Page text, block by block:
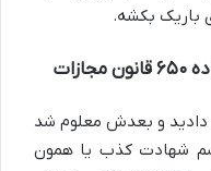
باریک بکشه.
شهادت دروغ: مجازاتش چیه؟ (ماده ۶۵۰ قانون مجازات
و بعدش معلوم شد
شهادت کذب یا همون